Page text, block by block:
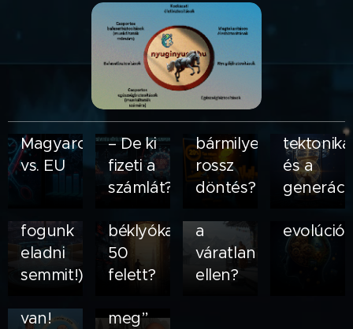
Végén:
Magyarország
vs. EU
szupernóva
2026:
Dupla
juttatás
egyetlen
hétvégén
– De ki
fizeti a
számlát?
Miért
drágább
a
halogatás,
mint
bármilyen
rossz
döntés?
tektonika
és a
valójában
egy 15
perces
konzultáción?
fogunk
eladni
semmit!)
szabadság
visszaszerzése:
Hogyan
törjük
át a
béklyókat
50
felett?
A
Hópihe
Útja:
Miért
a
belső
béke a
legnagyobb
a
váratlan
ellen?
és
hogyan
győzzük
🧠💸
Éned”
egy
idegen,
pénzedet
akarja
– és
van!
A
néma
gyilkos:
Az
emberi
és a
„velem
úgysem
meg”